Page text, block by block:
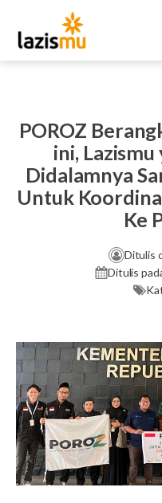
POROZ
ini,
Didalamnya
Untuk
Ke
Ditulis
Ditulis